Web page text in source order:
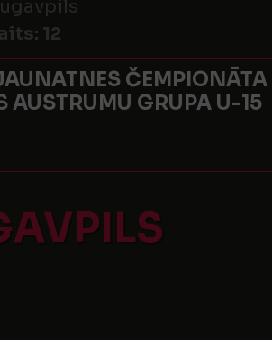
12
ČEMPIONĀTA
AUSTRUMU GRUPA U-15